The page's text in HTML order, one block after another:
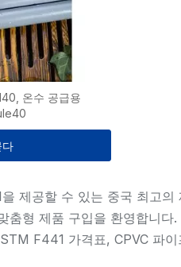
온수 공급용
다
제공할 수 있는 중국 최고의
형 제품 구입을 환영합니
F441 가격표, CPVC 파